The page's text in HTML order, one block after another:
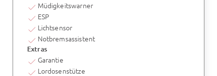
Müdigkeitswarner
ESP
Lichtsensor
Notbremsassistent
Extras
Garantie
Lordosenstütze